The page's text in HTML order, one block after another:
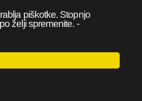
piškotke. Stopnjo
želji spremenite. -